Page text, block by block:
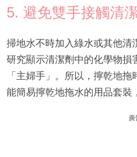
5. 避免雙手接觸清
掃地水不時加入綠水或其他清
研究顯示清潔劑中的化學物損
「主婦手」。所以，擰乾地
能簡易擰乾地拖水的用品套裝
廣